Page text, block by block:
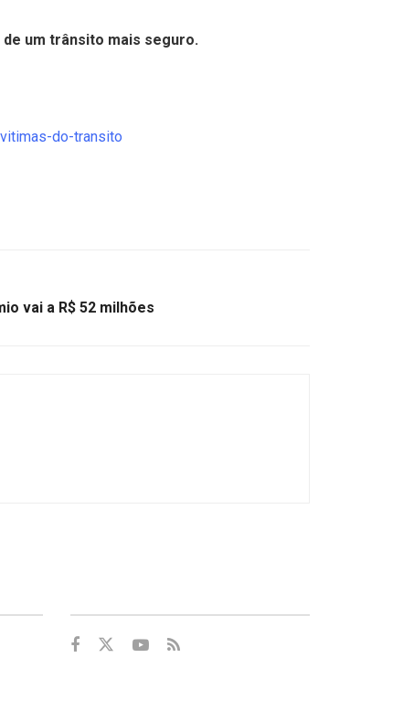
um trânsito mais seguro.
do-transito
vai a R$ 52 milhões